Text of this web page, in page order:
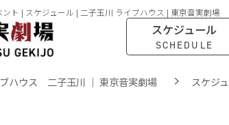
ント | スケジュール | 二子玉川 ライブハウス | 東京音実劇場
スケジュール
SCHEDULE
ハウス 二子玉川 ｜ 東京音実劇場 スケジ